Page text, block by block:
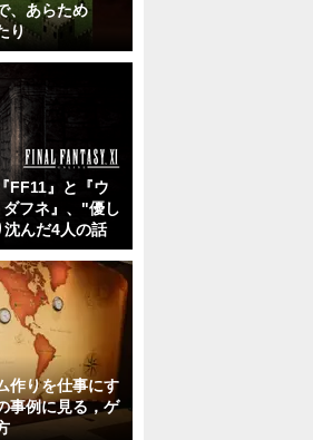
、あらため
り
FF11』と『ウ
フネ』、"優し
沈んだ4人の話
作りを仕事にす
事例に見る，ゲ